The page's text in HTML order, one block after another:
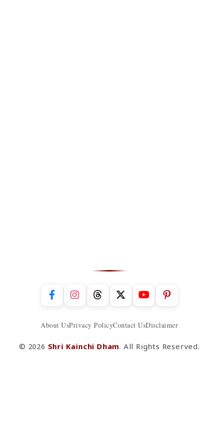
About UsPrivacy PolicyContact UsDisclaimer
© 2026 Shri Kainchi Dham. All Rights Reserved.